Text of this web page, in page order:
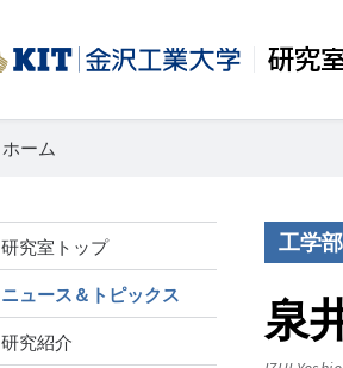
研究
ホーム
研究室トップ
ニュース＆トピックス
研究紹介
工学
泉